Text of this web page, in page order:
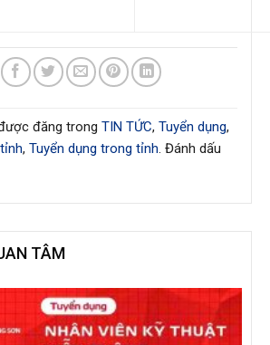
đăng trong TIN TỨC, Tuyển dụng,
, Tuyển dụng trong tỉnh. Đánh dấu
TÂM